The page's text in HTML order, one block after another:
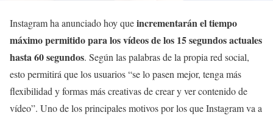
Instagram ha anunciado hoy queincrementarán el tiempo
máximo permitido para los vídeos de los 15 segundos actuales
hasta 60 segundos. Según las palabras de la propia red social,
esto permitirá que los usuarios “se lo pasen mejor, tenga más
flexibilidad y formas más creativas de crear y ver contenido de
vídeo”. Uno de los principales motivos por los que Instagram va a